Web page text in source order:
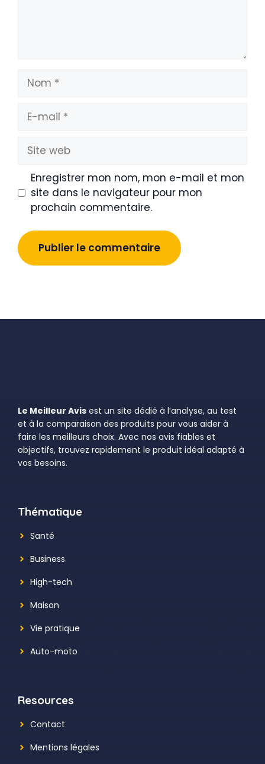
Nom
mail
Site
web
Enregistrer mon nom, mon e-mail et mon
site dans le navigateur pour mon
prochain commentaire.
Le Meilleur Avis est un site dédié à l’analyse, au test
et à la comparaison des produits pour vous aider à
faire les meilleurs choix. Avec nos avis fiables et
objectifs, trouvez rapidement le produit idéal adapté à
vos besoins.
Thématique
Santé
Business
High-tech
Maison
Vie pratique
Auto-moto
Resources
Contact
Mentions légales